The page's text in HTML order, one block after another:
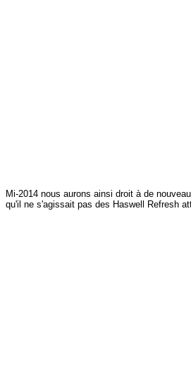
Mi-2014 nous aurons ainsi droit à de
qu'il ne s'agissait pas des Haswell Refresh